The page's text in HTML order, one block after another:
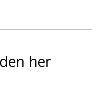
her